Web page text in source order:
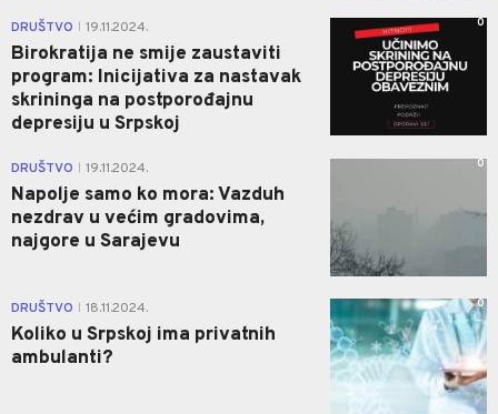
DRUŠTVO 19.11.2024.
Birokratija ne smije zaustaviti
program: Inicijativa za nastavak
skrininga na postporođajnu
depresiju u Srpskoj
0
DRUŠTVO 19.11.2024.
Napolje samo ko mora: Vazduh
nezdrav u većim gradovima,
najgore u Sarajevu
0
DRUŠTVO 18.11.2024.
Koliko u Srpskoj ima privatnih
ambulanti?
0